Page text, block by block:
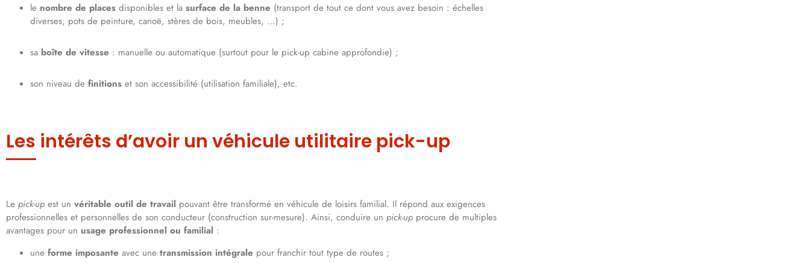
le nombre de places disponibles et la surface de la benne (transport de tout ce dont vous avez besoin : échelles
diverses, pots de peinture, canoë, stères de bois, meubles, …) ;
sa boîte de vitesse : manuelle ou automatique (surtout pour le pick-up cabine approfondie) ;
son niveau de finitions et son accessibilité (utilisation familiale), etc.
Les intérêts d’avoir un véhicule utilitaire pick-up
Le pick-up est un véritable outil de travail pouvant être transformé en véhicule de loisirs familial. Il répond aux exigences
professionnelles et personnelles de son conducteur (construction sur-mesure). Ainsi, conduire un pick-up procure de multiples
avantages pour un usage professionnel ou familial :
une forme imposante avec une transmission intégrale pour franchir tout type de routes ;